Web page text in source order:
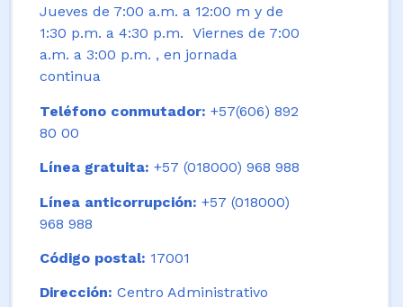
Jueves de 7:00 a.m. a 12:00 m y de
1:30 p.m. a 4:30 p.m. Viernes de 7:00
a.m. a 3:00 p.m. , en jornada
continua
Teléfono conmutador: +57(606) 892
80 00
Línea gratuita: +57 (018000) 968 988
Línea anticorrupción: +57 (018000)
968 988
Código postal: 17001
Dirección: Centro Administrativo